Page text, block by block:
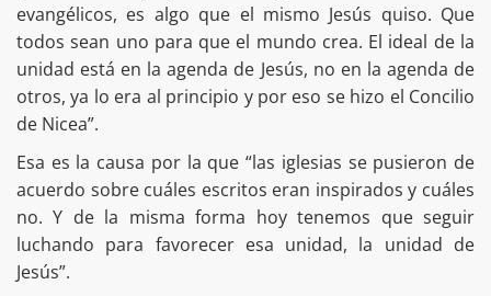
evangélicos, es algo que el mismo Jesús quiso. Que
todos sean uno para que el mundo crea. El ideal de la
unidad está en la agenda de Jesús, no en la agenda de
otros, ya lo era al principio y por eso se hizo el Concilio
de Nicea”.
Esa es la causa por la que “las iglesias se pusieron de
acuerdo sobre cuáles escritos eran inspirados y cuáles
no. Y de la misma forma hoy tenemos que seguir
luchando para favorecer esa unidad, la unidad de
Jesús”.